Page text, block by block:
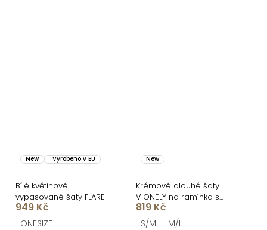
New Vyrobeno v EU
Bílé květinové
vypasované šaty FLARE
949 Kč
ONESIZE
New
Krémové dlouhé šaty
VIONELY na ramínka s
černými puntíky
819 Kč
S/M M/L